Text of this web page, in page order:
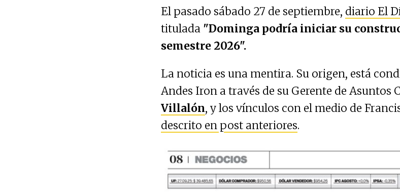
El pasado sábado 27 de septiembre, diario El
titulada "Dominga podría iniciar su
semestre 2026".
La noticia es una mentira. Su origen, está
Andes Iron a través de su Gerente de Asuntos
Villalón, y los vínculos con el medio de
descrito en post anteriores.